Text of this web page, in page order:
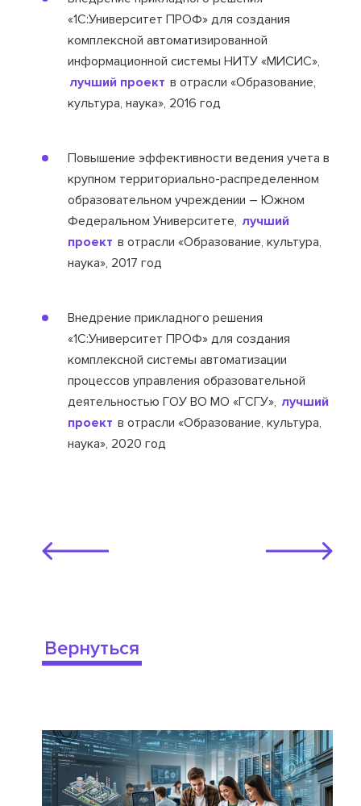
«1С:Университет ПРОФ» для создания
комплексной автоматизированной
информационной системы НИТУ «МИСИС»,
лучший проект в отрасли «Образование,
культура, наука», 2016 год
Повышение эффективности ведения учета в
крупном территориально-распределенном
образовательном учреждении – Южном
Федеральном Университете, лучший
проект в отрасли «Образование, культура,
наука», 2017 год
Внедрение прикладного решения
«1С:Университет ПРОФ» для создания
комплексной системы автоматизации
процессов управления образовательной
деятельностью ГОУ ВО МО «ГСГУ», лучший
проект в отрасли «Образование, культура,
наука», 2020 год
Вернуться